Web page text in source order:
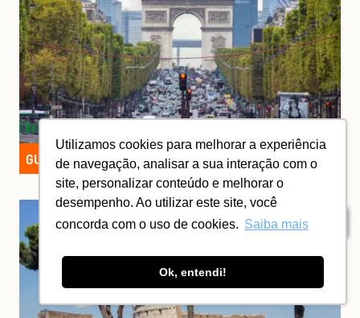
Utilizamos cookies para melhorar a experiência
de navegação, analisar a sua interação com o
site, personalizar conteúdo e melhorar o
desempenho. Ao utilizar este site, você
concorda com o uso de cookies. Saiba mais
Ok, entendi!
Índice
GUIA COMPLETO DE PARIS